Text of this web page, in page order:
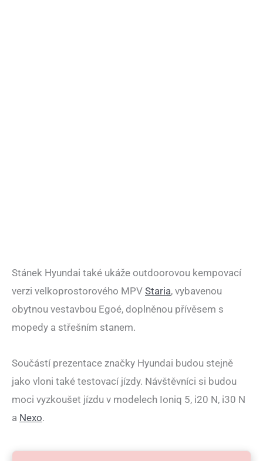
Stánek Hyundai také ukáže outdoorovou kempovací
verzi velkoprostorového MPV Staria, vybavenou
obytnou vestavbou Egoé, doplněnou přívěsem s
mopedy a střešním stanem.
Součástí prezentace značky Hyundai budou stejně
jako vloni také testovací jízdy. Návštěvníci si budou
moci vyzkoušet jízdu v modelech Ioniq 5, i20 N, i30 N
a Nexo.